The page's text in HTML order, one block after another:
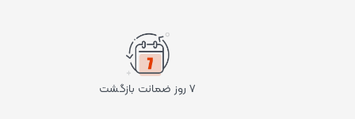
۷ روز ضمانت بازگشت